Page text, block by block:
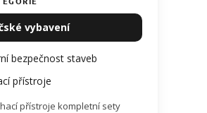
vybavení
bezpečnost staveb
přístroje
přístroje kompletní sety